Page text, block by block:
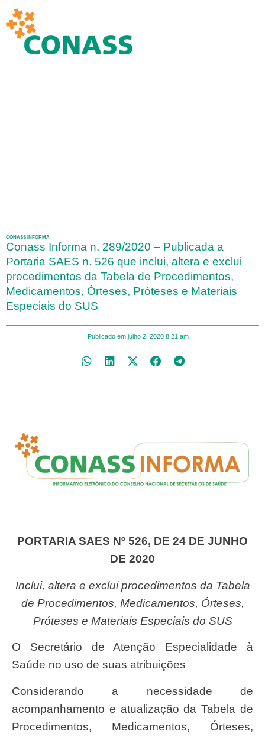
CONASS INFORMA
Conass Informa n. 289/2020 – Publicada a
Portaria SAES n. 526 que inclui, altera e exclui
procedimentos da Tabela de Procedimentos,
Medicamentos, Órteses, Próteses e Materiais
Especiais do SUS
Publicado em julho 2, 2020 8:21 am
PORTARIA SAES Nº 526, DE 24 DE JUNHO
DE 2020
Inclui, altera e exclui procedimentos da Tabela
de Procedimentos, Medicamentos, Órteses,
Próteses e Materiais Especiais do SUS
O Secretário de Atenção Especialidade à
Saúde no uso de suas atribuições
Considerando a necessidade de
acompanhamento e atualização da Tabela de
Procedimentos, Medicamentos, Órteses,